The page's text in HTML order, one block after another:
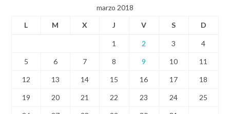
marzo 2018
L
M X J V S D
1 2 3 4
5 6 7 8 9 10 11
12 13 14 15 16 17 18
19 20 21 22 23 24 25